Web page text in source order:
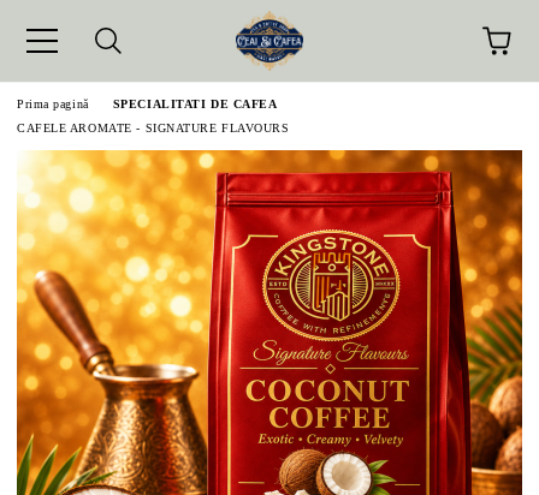
Prima pagină
SPECIALITATI DE CAFEA
CAFELE AROMATE - SIGNATURE FLAVOURS